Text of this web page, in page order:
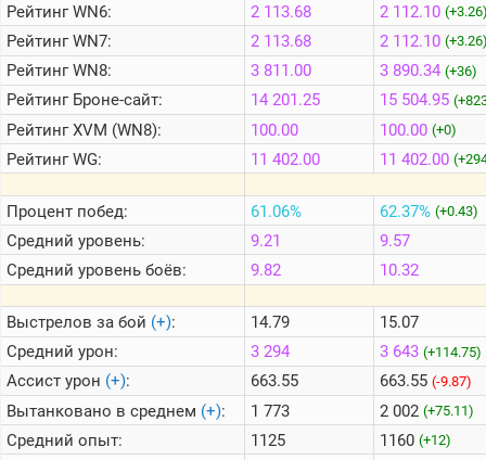
Теlegram
ВК
Портал
Мира
Танков
РейтингWN6:
РейтингWN7:
РейтингWN8:
РейтингБроне-сайт:
РейтингXVM (WN8):
РейтингWG:
Процент побед:
Средний уровень:
Средний уровень боёв:
Выстрелов за бой (+):
Средний урон:
Ассист урон (+):
Вытанковано в среднем (+):
Средний опыт:
2 113.68
2 113.68
3 811.00
14 201.25
100.00
11 402.00
61.06%
9.21
9.82
14.79
3 294
663.55
1 773
1125
2 112.10
2 112.10
3 890.34 (+36)
15 504.95
100.00 (+0)
11 402.00
62.37% (+0.43)
9.57
10.32
15.07
3 643 (+114.75)
663.55 (-9.87)
2 002 (+75.11)
1160 (+12)